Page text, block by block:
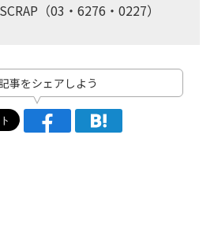
（03・6276・0227）
事をシェアしよう